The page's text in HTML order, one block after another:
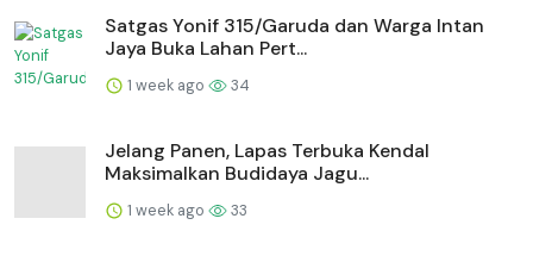
Satgas Yonif 315/Garuda dan Warga Intan
Jaya Buka Lahan Pert...
1 week ago 34
Jelang Panen, Lapas Terbuka Kendal
Maksimalkan Budidaya Jagu...
1 week ago 33